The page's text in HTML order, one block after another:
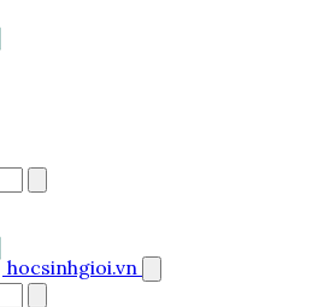
hocsinhgioi.vn